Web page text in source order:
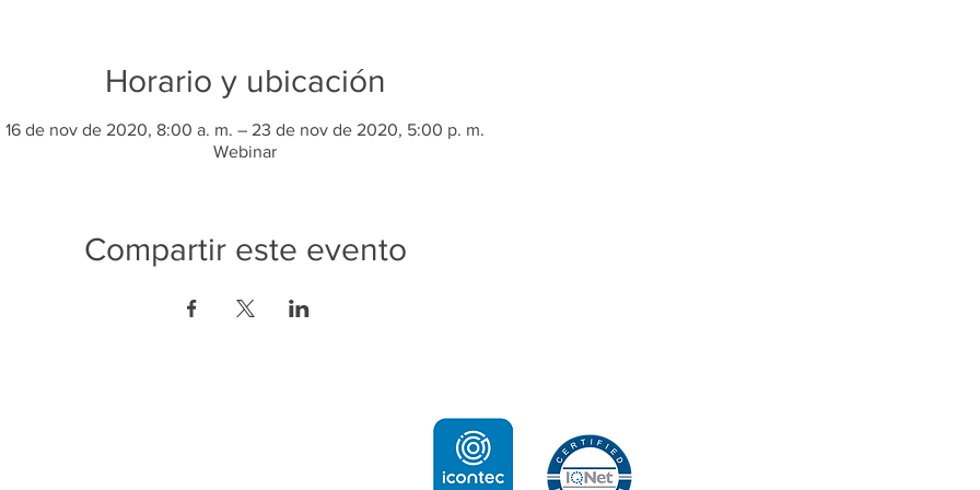
Horario y ubicación
16 de nov de 2020, 8:00 a. m. – 23 de nov de 2020, 5:00 p. m.
Webinar
Compartir este evento